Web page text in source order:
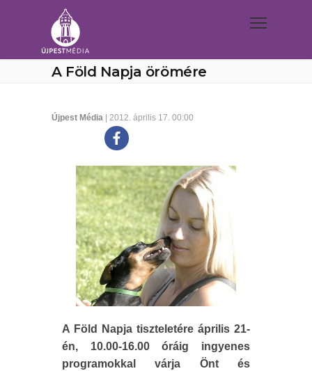
A Föld Napja örömére
Újpest Média | 2012. április 17. 00:00
A Föld Napja tiszteletére április 21-
én, 10.00-16.00 óráig ingyenes
programokkal várja Önt és